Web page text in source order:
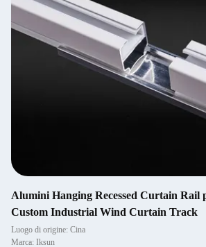
Alumini Hanging Recessed Curtain Rail
Custom Industrial Wind Curtain Track
Luogo di origine: Cina
Marca: Iksun